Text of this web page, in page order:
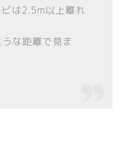
は2.5m以上離れ
な距離で見ま